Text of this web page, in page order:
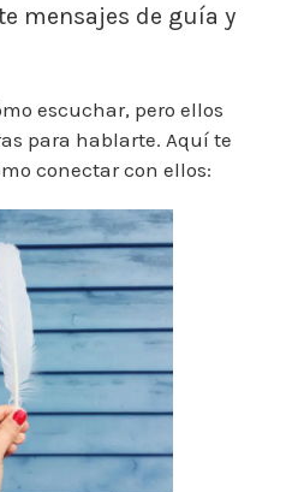
¿ESTÁN
mensajes de guía y
escuchar, pero ellos
para hablarte. Aquí te
conectar con ellos: